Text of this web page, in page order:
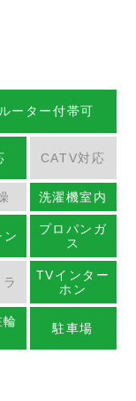
ーター付帯可
CATV対応
洗濯機室内
ン
プロパンガ
ス
TVインター
ホン
駐車場